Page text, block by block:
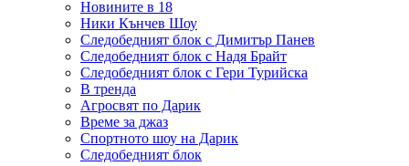
Новините в 18
Ники Кънчев Шоу
Следобедният блок с Димитър Панев
Следобедният блок с Надя Брайт
Следобедният блок с Гери Турийска
В тренда
Агросвят по Дарик
Време за джаз
Спортното шоу на Дарик
Следобедният блок